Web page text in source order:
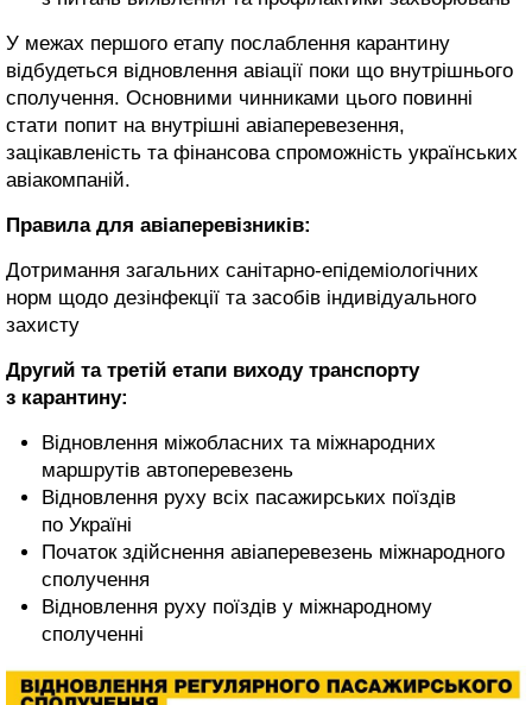
У межах першого етапу послаблення карантину
відбудеться відновлення авіації поки що внутрішнього
сполучення. Основними чинниками цього повинні
стати попит на внутрішні авіаперевезення,
зацікавленість та фінансова спроможність українських
авіакомпаній.
Правила для авіаперевізників:
Дотримання загальних санітарно-епідеміологічних
норм щодо дезінфекції та засобів індивідуального
захисту
Другий та третій етапи виходу транспорту
з карантину:
Відновлення міжобласних та міжнародних
маршрутів автоперевезень
Відновлення руху всіх пасажирських поїздів
по Україні
Початок здійснення авіаперевезень міжнародного
сполучення
Відновлення руху поїздів у міжнародному
сполученні